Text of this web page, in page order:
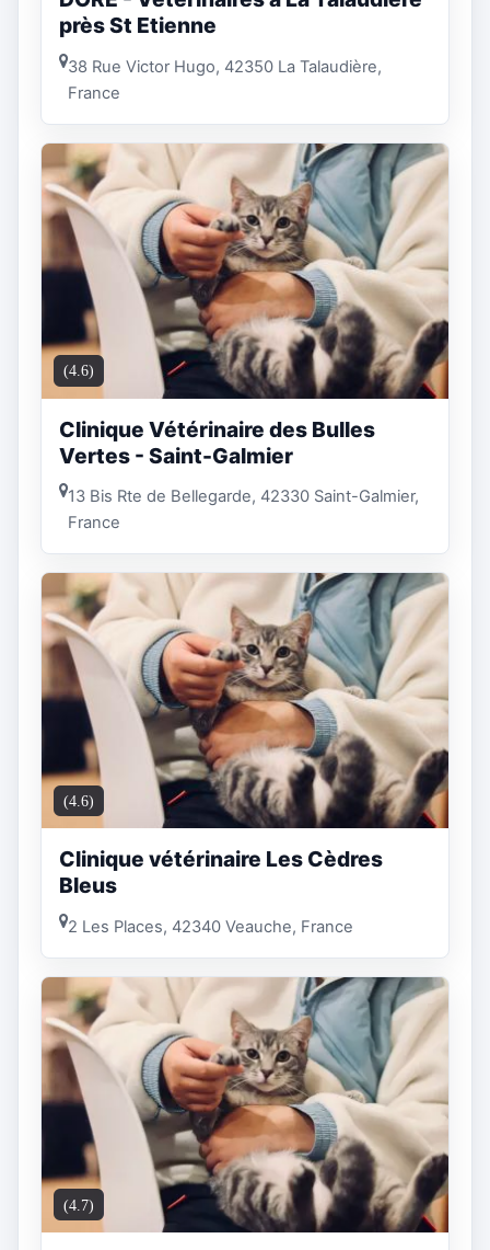
près St Etienne
38 Rue Victor Hugo, 42350 La Talaudière,
France
(4.6)
Clinique Vétérinaire des Bulles
Vertes - Saint-Galmier
13 Bis Rte de Bellegarde, 42330 Saint-Galmier,
France
(4.6)
Clinique vétérinaire Les Cèdres
Bleus
2 Les Places, 42340 Veauche, France
(4.7)